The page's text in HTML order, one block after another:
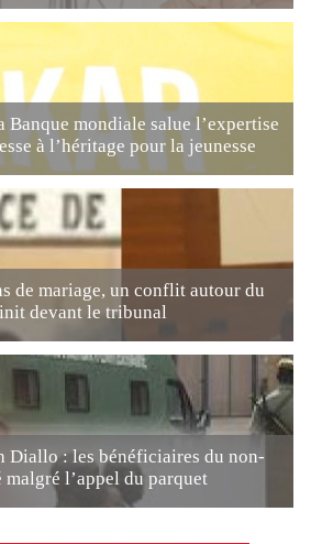
Banque mondiale salue l’expertise
à l’héritage pour la jeunesse
de mariage, un conflit autour du
devant le tribunal
Diallo : les bénéficiaires du non-
l’appel du parquet